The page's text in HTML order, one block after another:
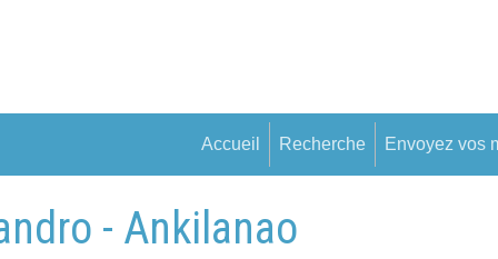
Accueil Recherche Envoyez vos
- Ankilanao